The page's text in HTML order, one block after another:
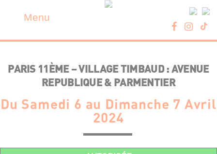
content
Menu
PARIS 11ÈME – VILLAGE TIMBAUD : AVENUE
REPUBLIQUE & PARMENTIER
Du Samedi 6 au Dimanche 7 Avril
2024
Panneau de gestion des cookies